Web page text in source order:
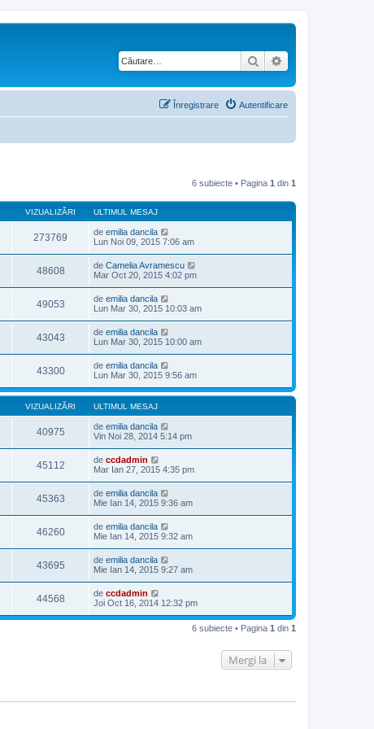
Căutare
Autentificare
Înregistrare
6 subiecte • Pagina 1 din 1
VIZUALIZĂRI ULTIMUL MESAJ
273769 de emilia dancila
Lun Noi 09, 2015 7:06 am
48608 de Camelia Avramescu
Mar Oct 20, 2015 4:02 pm
49053 de emilia dancila
Lun Mar 30, 2015 10:03 am
43043 de emilia dancila
Lun Mar 30, 2015 10:00 am
43300 de emilia dancila
Lun Mar 30, 2015 9:56 am
VIZUALIZĂRI ULTIMUL MESAJ
40975 de emilia dancila
Vin Noi 28, 2014 5:14 pm
45112 de ccdadmin
Mar Ian 27, 2015 4:35 pm
45363 de emilia dancila
Mie Ian 14, 2015 9:36 am
46260 de emilia dancila
Mie Ian 14, 2015 9:32 am
43695 de emilia dancila
Mie Ian 14, 2015 9:27 am
44568 de ccdadmin
Joi Oct 16, 2014 12:32 pm
6 subiecte • Pagina 1 din 1
Mergi la